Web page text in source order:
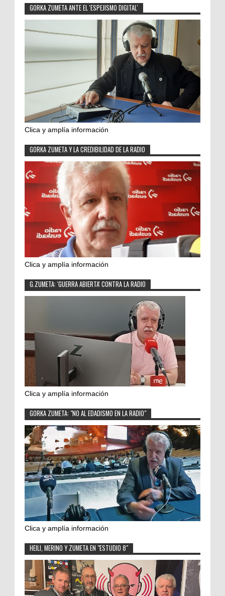
GORKA ZUMETA ANTE EL 'ESPEJISMO DIGITAL'
Clica y amplía información
GORKA ZUMETA Y LA CREDIBILIDAD DE LA RADIO
Clica y amplía información
G.ZUMETA: 'GUERRA ABIERTA' CONTRA LA RADIO
Clica y amplía información
GORKA ZUMETA: "NO AL EDADISMO EN LA RADIO"
Clica y amplía información
HEILI, MERINO Y ZUMETA EN "ESTUDIO 8"